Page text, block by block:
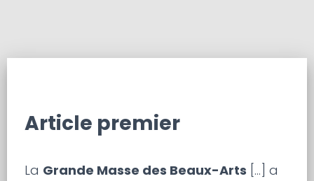
Article premier
La Grande Masse des Beaux-Arts […] a